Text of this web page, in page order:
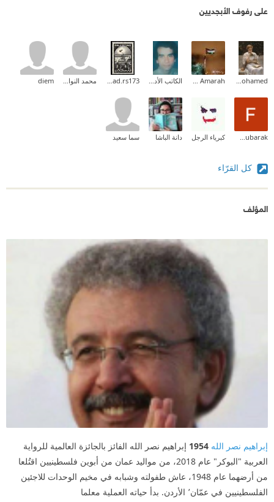
على رفوف الأبجديين
diem
كبرياء الرجل دانة الباشا سما سعيد
كل القرّاء
المؤلف
إبراهيم نصر الله 1954 إبراهيم نصر الله الفائز بالجائزة العالمية للرواية
العربية "البوكر" عام 2018، من مواليد عمان من أبوين فلسطينيين اقتُلعا
من أرضهما عام 1948، عاش طفولته وشبابه في مخيم الوحدات للاجئين
الفلسطينيين في عمّان٬ الأردن. بدأ حياته العملية معلما